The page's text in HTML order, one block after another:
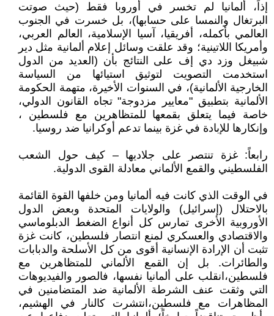
إذاً، ألمانيا لم تخسر في أوروبا فقط (حيث صوتت
البرتغال والنمسا على حسابها)، بل خسرت في الجنوب
العالمي بأكمله، أفريقيا، آسيا الإسلامية، العالم العربي،
وأمريكا اللاتينية؛ وقد علقت وسائل إعلام ألمانية مثل دير
شبيغل وزد دي إف على النتائج بأن (العديد من الدول
استخدمت التصويت لتوثيق استيائها من السياسة
الخارجية الألمانية)، في السنوات الأخيرة، متهمة الحكومة
الألمانية بتطبيق "معايير مزدوجة" تجاه القانون الدولي،
خاصة فيما يتعلق بقمعها للمتظاهرين مع فلسطين ،
وإنكارها للإبادة في غزة بينما تدعم أوكرانيا ضد روسيا.
رابعاً: غزة تنتصر على جلاديها – كيف حول الشعب
الفلسطيني والقمع الألماني معادلة القوى الدولية.
في الوقت الذي كانت فيه ألمانيا ومن خلفها القوة القائمة
بالاحتلال (إسرائيل) والولايات المتحدة وبعض الدول
الأوروبية الأخرى تمارس كل أنواع الضغط الدبلوماسي
والاقتصادي والعسكري لمنع انتصار فلسطين، كانت غزة
تثبت أن الإرادة الإنسانية أقوى من كل الأسلحة والدبابات
والطائرات. بل إن القمع الألماني للمتظاهرين مع
فلسطين،انقلب على ألمانيا نفسها، فالصور والفيديوهات
التي وثقت عنف الشرطة الألمانية ضد المتضامنين في
المظاهرات مع فلسطين،انتشرت كالنار في الهشيم،